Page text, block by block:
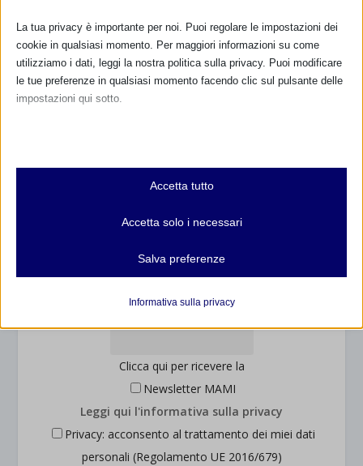
800.883300
Maggiori informazioni
... oppure inserisci i tuoi dati:
Cognome:
Indirizzo email:
Clicca qui per ricevere la
Newsletter MAMI
Leggi qui l'informativa sulla privacy
Privacy: acconsento al trattamento dei miei dati
personali (Regolamento UE 2016/679)
La tua privacy è importante per noi. Puoi regolare le impostazioni dei
cookie in qualsiasi momento. Per maggiori informazioni su come
utilizziamo i dati, leggi la nostra politica sulla privacy. Puoi modificare
le tue preferenze in qualsiasi momento facendo clic sul pulsante delle
impostazioni qui sotto.
Essenziali
I cookie e i servizi essenziali abilitano le funzioni di base e sono
e servizi non richiedono il consenso dell'utente secondo il GDPR.
wordpress_test_cookie
wp-settings-time-*
Analitici
interagiscono con il nostro sito web.
jetpackState[message]
rientrano nelle altre categorie specifiche o che non sono stati
esplicitamente categorizzati.
Mostra dettagli
Accetta tutto
Accetta solo i necessari
Salva preferenze
Informativa sulla privacy